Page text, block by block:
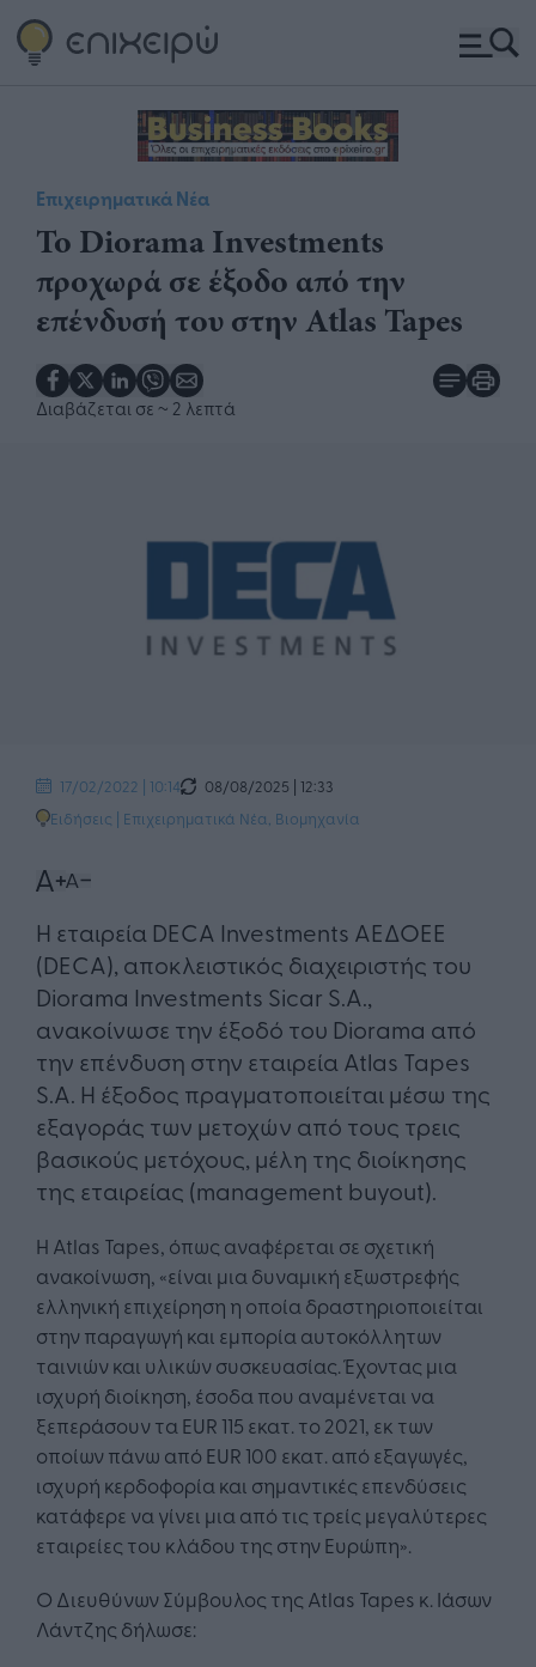
Επιχειρηματικά Νέα
Το Diorama Investments
προχωρά σε έξοδο από την
επένδυσή του στην Atlas Tapes
Διαβάζεται σε ~ 2 λεπτά
17/02/2022 | 10:14
08/08/2025 | 12:33
Ειδήσεις | Επιχειρηματικά Νέα Βιομηχανία
​H εταιρεία DECA Investments ΑΕΔΟΕΕ
(DECA), αποκλειστικός διαχειριστής του
Diorama Investments Sicar S.A.,
ανακοίνωσε την έξοδό του Diorama από
την επένδυση στην εταιρεία Atlas Tapes
S.A. Η έξοδος πραγματοποιείται μέσω της
εξαγοράς των μετοχών από τους τρεις
βασικούς μετόχους, μέλη της διοίκησης
της εταιρείας (management buyout).
H Atlas Tapes, όπως αναφέρεται σε σχετική
ανακοίνωση, «είναι μια δυναμική εξωστρεφής
ελληνική επιχείρηση η οποία δραστηριοποιείται
στην παραγωγή και εμπορία αυτοκόλλητων
ταινιών και υλικών συσκευασίας. Έχοντας μια
ισχυρή διοίκηση, έσοδα που αναμένεται να
ξεπεράσουν τα EUR 115 εκατ. το 2021, εκ των
οποίων πάνω από EUR 100 εκατ. από εξαγωγές,
ισχυρή κερδοφορία και σημαντικές επενδύσεις
κατάφερε να γίνει μια από τις τρείς μεγαλύτερες
εταιρείες του κλάδου της στην Ευρώπη».
Ο Διευθύνων Σύμβουλος της Atlas Tapes κ. Ιάσων
Λάντζης δήλωσε: